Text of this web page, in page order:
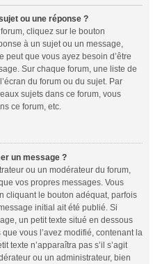
ou une réponse ?
cliquez sur le bouton
à un sujet ou un message,
peut que vous ayez besoin d’être
Sur chaque forum, une liste de
du forum ou du sujet. Par
sujets dans ce forum, vous
ce forum, etc.
un message ?
ou un modérateur du forum,
vos propres messages. Vous
cliquant le bouton adéquat, parfois
initial ait été publié. Si
un petit texte situé en dessous
vous l’avez modifié, contenant la
texte n’apparaîtra pas s’il s’agit
ou un administrateur, bien